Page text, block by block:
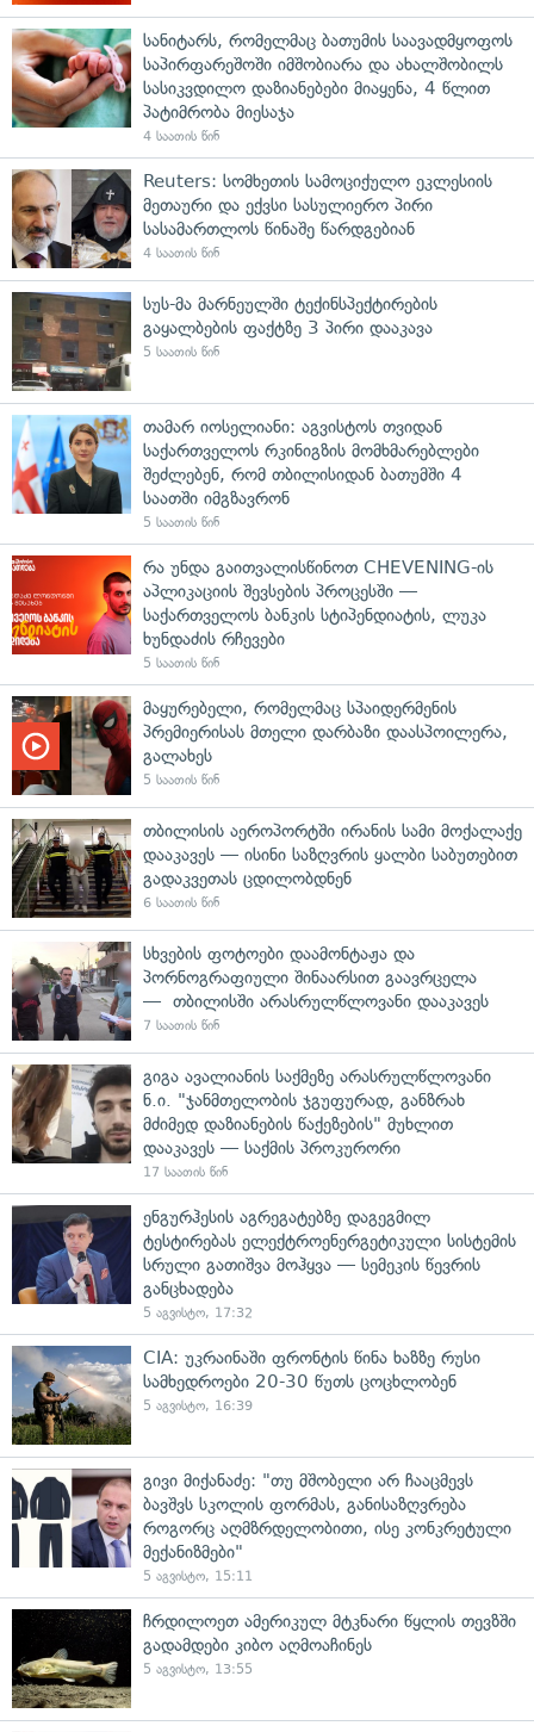
სანიტარს, რომელმაც ბათუმის საავადმყოფოს
საპირფარეშოში იმშობიარა და ახალშობილს
სასიკვდილო დაზიანებები მიაყენა, 4 წლით
პატიმრობა მიესაჯა
4 საათის წინ
Reuters: სომხეთის სამოციქულო ეკლესიის
მეთაური და ექვსი სასულიერო პირი
სასამართლოს წინაშე წარდგებიან
4 საათის წინ
სუს-მა მარნეულში ტექინსპექტირების
გაყალბების ფაქტზე 3 პირი დააკავა
5 საათის წინ
თამარ იოსელიანი: აგვისტოს თვიდან
საქართველოს რკინიგზის მომხმარებლები
შეძლებენ, რომ თბილისიდან ბათუმში 4
საათში იმგზავრონ
5 საათის წინ
რა უნდა გაითვალისწინოთ CHEVENING-ის
აპლიკაციის შევსების პროცესში —
საქართველოს ბანკის სტიპენდიატის, ლუკა
ხუნდაძის რჩევები
5 საათის წინ
მაყურებელი, რომელმაც სპაიდერმენის
პრემიერისას მთელი დარბაზი დაასპოილერა,
გალახეს
5 საათის წინ
თბილისის აეროპორტში ირანის სამი მოქალაქე
დააკავეს — ისინი საზღვრის ყალბი საბუთებით
გადაკვეთას ცდილობდნენ
6 საათის წინ
სხვების ფოტოები დაამონტაჟა და
პორნოგრაფიული შინაარსით გაავრცელა
— თბილისში არასრულწლოვანი დააკავეს
7 საათის წინ
გიგა ავალიანის საქმეზე არასრულწლოვანი
ნ.ი. "ჯანმთელობის ჯგუფურად, განზრახ
მძიმედ დაზიანების წაქეზების" მუხლით
დააკავეს — საქმის პროკურორი
17 საათის წინ
ენგურჰესის აგრეგატებზე დაგეგმილ
ტესტირებას ელექტროენერგეტიკული სისტემის
სრული გათიშვა მოჰყვა — სემეკის წევრის
განცხადება
5 აგვისტო, 17:32
CIA: უკრაინაში ფრონტის წინა ხაზზე რუსი
სამხედროები 20-30 წუთს ცოცხლობენ
5 აგვისტო, 16:39
გივი მიქანაძე: "თუ მშობელი არ ჩააცმევს
ბავშვს სკოლის ფორმას, განისაზღვრება
როგორც აღმზრდელობითი, ისე კონკრეტული
მექანიზმები"
5 აგვისტო, 15:11
ჩრდილოეთ ამერიკულ მტკნარი წყლის თევზში
გადამდები კიბო აღმოაჩინეს
5 აგვისტო, 13:55